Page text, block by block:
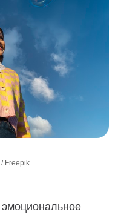
Freepik